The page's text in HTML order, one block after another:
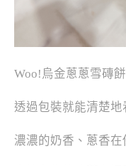
Woo!烏金蔥蔥雪磚餅
透過包裝就能清楚
濃濃的奶香、蔥香